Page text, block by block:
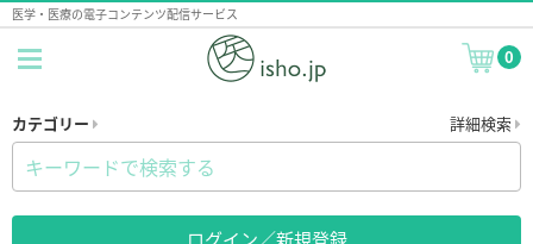
医学・医療の電子コンテンツ配信サービス
0
カテゴリー 詳細検索
ログイン／新規登録